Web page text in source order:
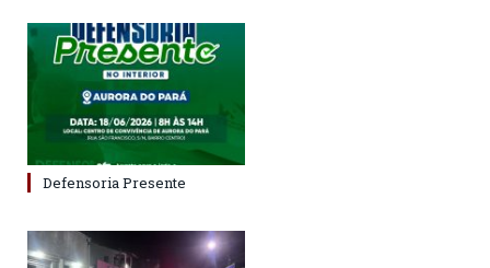
Defensoria Presente